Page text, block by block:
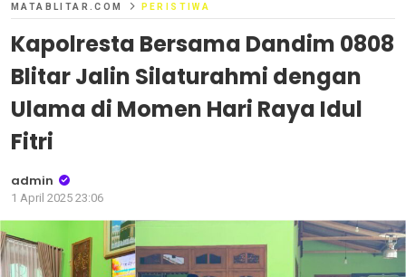
MATABLITAR.COM PERISTIWA
Kapolresta Bersama Dandim 0808
Blitar Jalin Silaturahmi dengan
Ulama di Momen Hari Raya Idul
Fitri
admin
1 April 2025 23:06